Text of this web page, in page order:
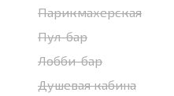
Парикмахерская
Пул-бар
Лобби-бар
Душевая кабина